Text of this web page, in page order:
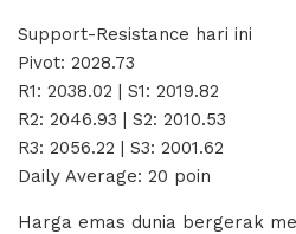
Support-Resistance hari ini
Pivot: 2028.73
R1: 2038.02 | S1: 2019.82
R2: 2046.93 | S2: 2010.53
R3: 2056.22 | S3: 2001.62
Daily Average: 20 poin
Harga emas dunia bergerak